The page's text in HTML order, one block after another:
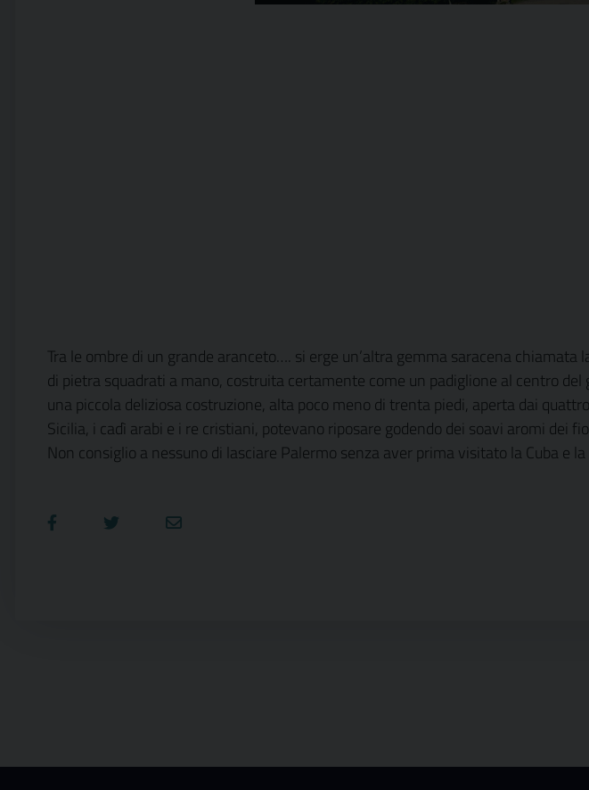
Tra le ombre di un grande aranceto…. si erge un’altra gemma saracena
di pietra squadrati a mano, costruita certamente come un padiglione al centro
una piccola deliziosa costruzione, alta poco meno di trenta piedi, aperta dai
Sicilia, i cadì arabi e i re cristiani, potevano riposare godendo dei soavi aromi dei
Non consiglio a nessuno di lasciare Palermo senza aver prima visitato la Cuba e